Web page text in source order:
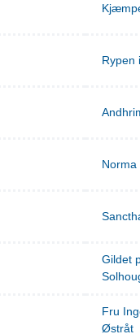
Rypen
Norma
Gildet
Fru
Østråt